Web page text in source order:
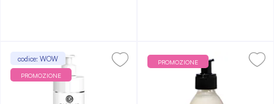
codice: WOW
PROMOZIONE
PROMOZIONE